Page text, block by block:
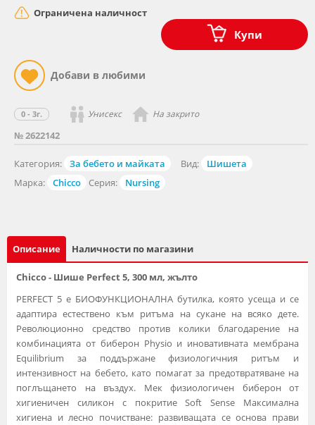
№ 2622142
Категория: За бебето и майката Вид:
Шишета
Марка:
Chicco Серия: Nursing
0 - 3г. Унисекс На закрито
Ограничена наличност
Купи
Описание Наличности по магазини
Chicco - Шише Perfect 5, 300 мл, жълто
PERFECT 5 е БИОФУНКЦИОНАЛНА бутилка, която усеща и се
адаптира естествено към ритъма на сукане на всяко дете.
Революционно средство против колики благодарение на
комбинацията от биберон Physio и иновативната мембрана
Equilibrium за поддържане физиологичния ритъм и
интензивност на бебето, като помагат за предотвратяване на
поглъщането на въздух. Мек физиологичен биберон от
хигиеничен силикон с покритие Soft Sense Максимална
хигиена и лесно почистване: развиващата се основа прави